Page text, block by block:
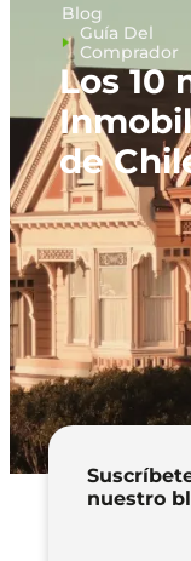
Blog
Guía Del
Comprador
Los 10
de
nuestro